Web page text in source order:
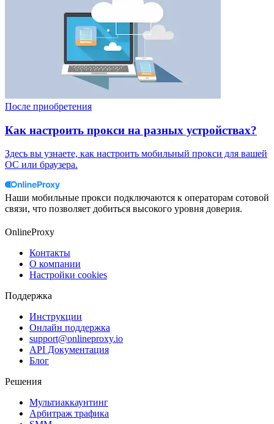
После приобретения
Как настроить прокси на разных устройствах?
Здесь вы узнаете, как настроить мобильный прокси для вашей
ОС или браузера.
Наши мобильные прокси подключаются к операторам сотовой
связи, что позволяет добиться высокого уровня доверия.
OnlineProxy
Контакты
О компании
Настройки cookies
Поддержка
Инструкции
Онлайн поддержка
support@onlineproxy.io
API Документация
Блог
Решения
Мультиаккаунтинг
Арбитраж трафика